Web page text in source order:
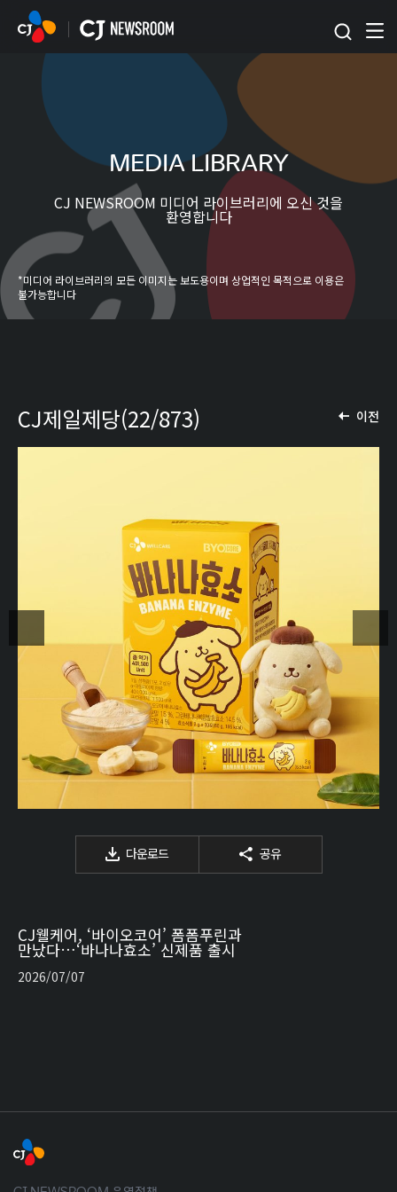
본문 바로가기
MEDIA LIBRARY
CJ NEWSROOM 미디어 라이브러리에 오신 것을
환영합니다
*미디어 라이브러리의 모든 이미지는 보도용이며 상업적인 목적으로 이용은
불가능합니다
이전
CJ제일제당(22/873)
다운로드 공유
CJ웰케어, ‘바이오코어’ 폼폼푸린과
만났다…‘바나나효소’ 신제품 출시
2026/07/07